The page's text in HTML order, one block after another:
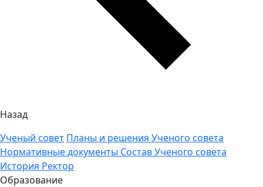
Назад
Ученый совет Планы и решения Ученого совета
Нормативные документы Состав Ученого совета
История Ректор
Образование